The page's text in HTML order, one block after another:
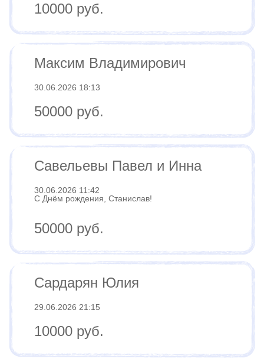
10000 руб.
Максим Владимирович
30.06.2026 18:13
50000 руб.
Савельевы Павел и Инна
30.06.2026 11:42
С Днём рождения, Станислав!
50000 руб.
Сардарян Юлия
29.06.2026 21:15
10000 руб.